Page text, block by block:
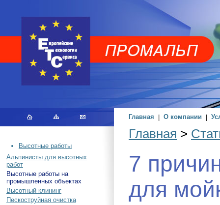
Главная О компании
Высотные работы
Альпинисты для высотных
работ
Высотные работы на
промышленных объектах
Высотный клининг
Пескоструйная очистка
Главная >
7
для